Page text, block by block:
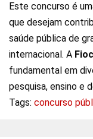
Este concurso é
que desejam
saúde pública de
internacional. A
fundamental em
pesquisa, ensino e
Tags: concurso